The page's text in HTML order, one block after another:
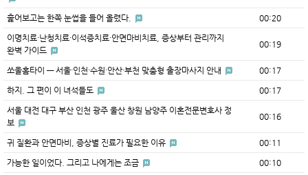
훑어보고는 한쪽 눈썹을 들어 올렸다. 00:20
이명치료·난청치료·이석증치료·안면마비치료, 증상부터 관리까지
완벽 가이드
00:19
쏘울홈타이 — 서울·인천·수원·안산·부천 맞춤형 출장마사지 안내 00:17
하지. 그 편이 이 녀석들도 00:17
서울 대전 대구 부산 인천 광주 울산 창원 남양주 이혼전문변호사 정
보
00:16
귀 질환과 안면마비, 증상별 진료가 필요한 이유 00:11
가능한 일이었다. 그리고 나에게는 조금 00:10